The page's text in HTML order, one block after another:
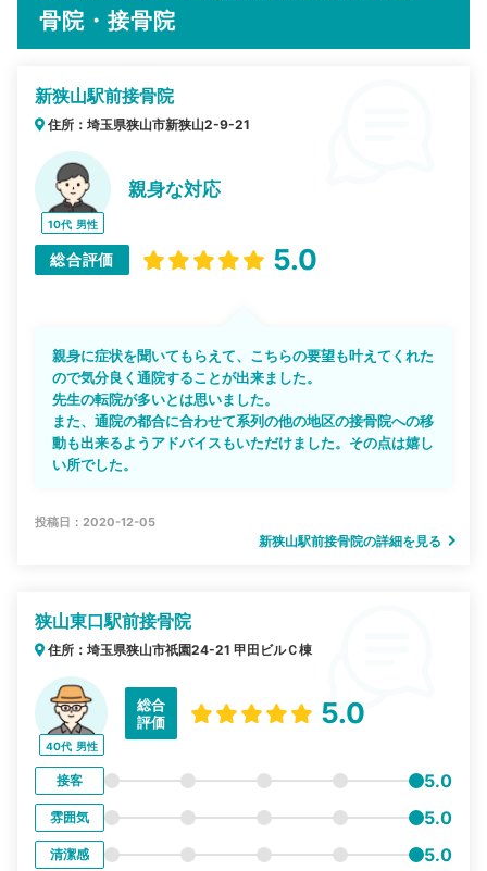
骨院・接骨院
新狭山駅前接骨院
住所：埼玉県狭山市新狭山2-9-21
10代 男性
親身な対応
総合評価 5.0
親身に症状を聞いてもらえて、こちらの要望も叶えてくれた
ので気分良く通院することが出来ました。
先生の転院が多いとは思いました。
また、通院の都合に合わせて系列の他の地区の接骨院への移
動も出来るようアドバイスもいただけました。その点は嬉し
い所でした。
投稿日：2020-12-05
新狭山駅前接骨院の詳細を見る
狭山東口駅前接骨院
住所：埼玉県狭山市祇園24-21 甲田ビルＣ棟
40代 男性
総合
評価
5.0
接客 5.0
雰囲気 5.0
清潔感 5.0